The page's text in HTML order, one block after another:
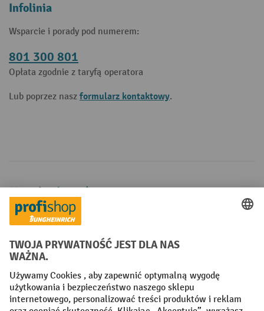
Infolinia
Wsparcie i porady pod numerem:
801 300 801
Opłata zgodnie z taryfą operatora
Lub poprzez nasz formularz kontaktowy.
Metody płatności
Creditcard (Master)Creditcard (Visa)
Factura Przedpłata
Sieci społecznościowe